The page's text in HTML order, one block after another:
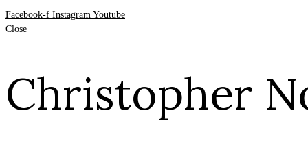
Facebook-f Instagram Youtube
Close
Christopher